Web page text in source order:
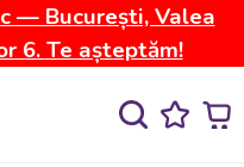
— București, Valea
6. Te așteptăm!